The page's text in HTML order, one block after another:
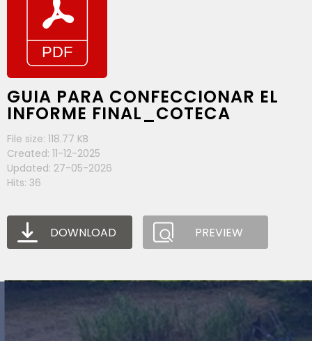
GUIA PARA CONFECCIONAR EL
INFORME FINAL_COTECA
File size: 118.77 KB
Created: 11-12-2025
Updated: 27-05-2026
Hits: 36
DOWNLOAD PREVIEW